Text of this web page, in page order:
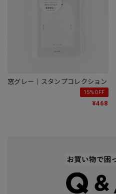
窓グレー｜スタンプコレクション
15%OFF
¥468